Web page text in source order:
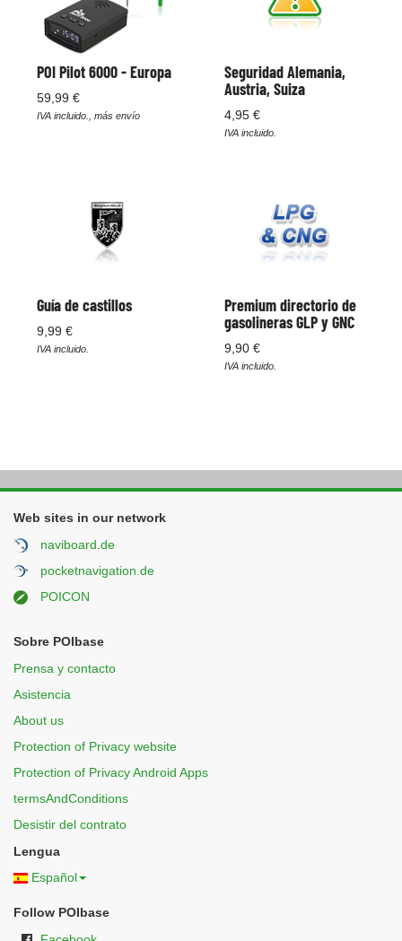
POI Pilot 6000 - Europa
59,99 €
IVA incluido., más envío
Seguridad Alemania,
Austria, Suiza
4,95 €
IVA incluido.
Guía de castillos
9,99 €
IVA incluido.
Premium directorio de
gasolineras GLP y GNC
9,90 €
IVA incluido.
Web sites in our network
naviboard.de
pocketnavigation.de
POICON
Sobre POIbase
Prensa y contacto
Asistencia
About us
Protection of Privacy website
Protection of Privacy Android Apps
termsAndConditions
Desistir del contrato
Lengua
Español
Follow POIbase